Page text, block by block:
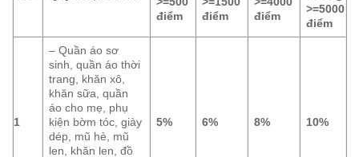
điểm
điểm
điểm
>=5000
điểm
1
– Quần áo sơ
sinh, quần áo thời
trang, khăn xô,
khăn sữa, quần
áo cho mẹ, phụ
kiện bờm tóc, giày
dép, mũ hè, mũ
len, khăn len, đồ
5% 6% 8% 10%